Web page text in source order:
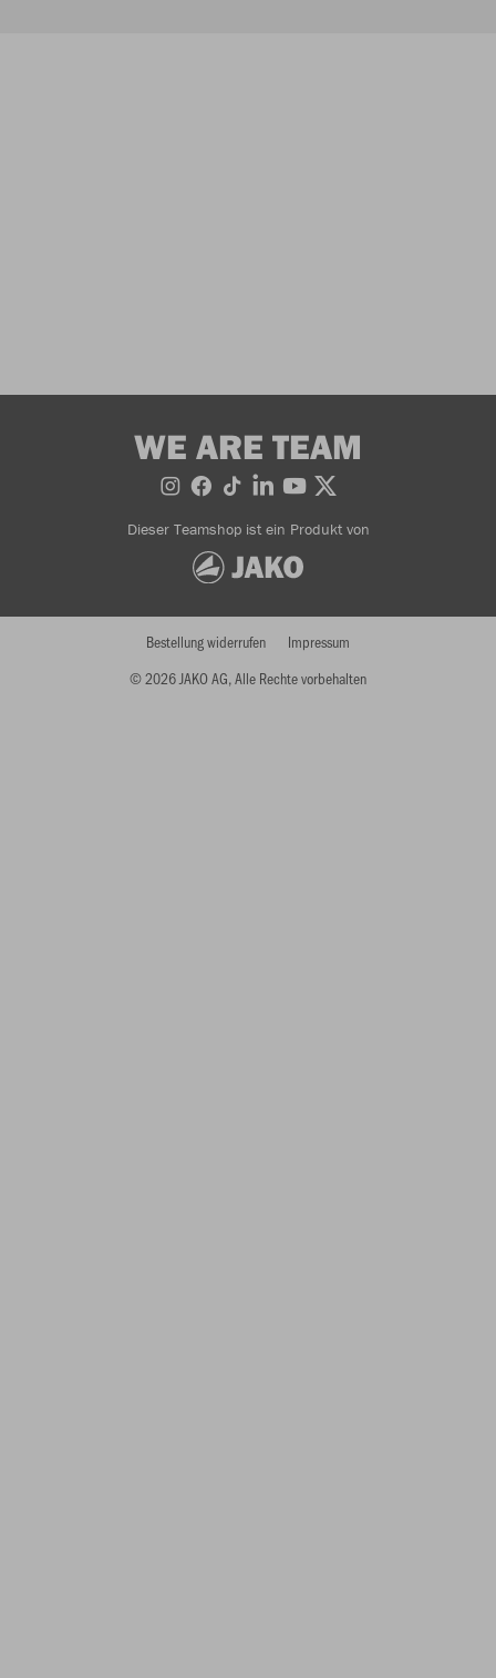
WE ARE TEAM
Dieser Teamshop ist ein Produkt von
© 2026 JAKO AG, Alle Rechte vorbehalten
Bestellung widerrufen Impressum